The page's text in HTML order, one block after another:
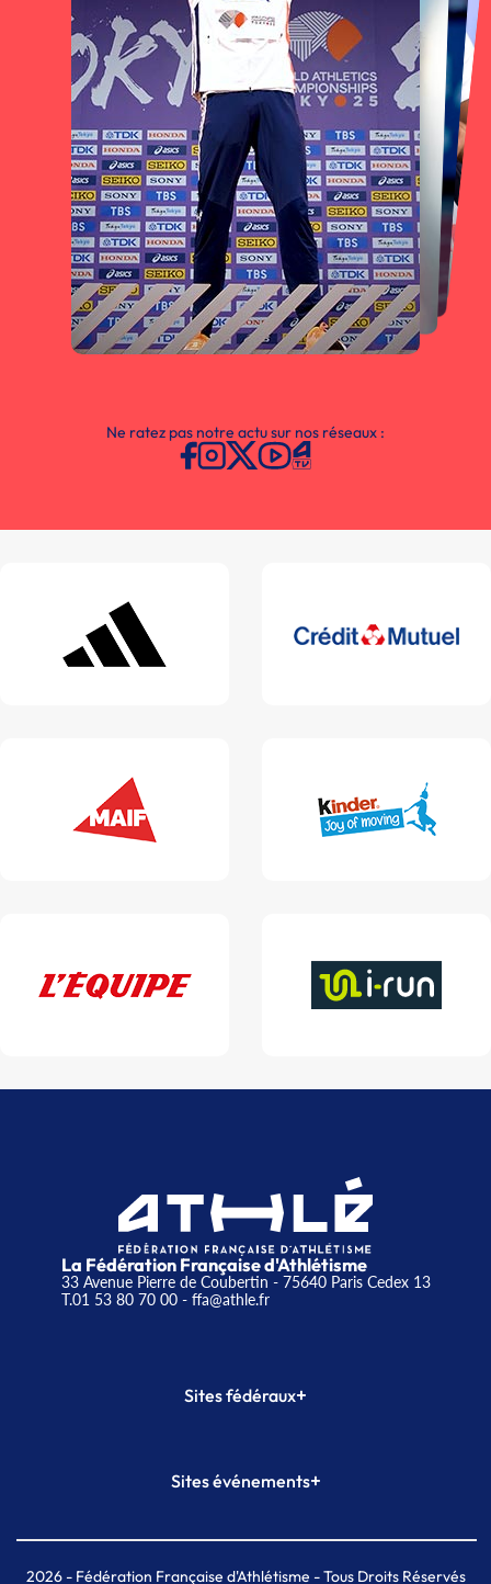
Ne ratez pas notre actu sur nos réseaux :
La Fédération Française d'Athlétisme
33 Avenue Pierre de Coubertin - 75640 Paris Cedex 13
T.01 53 80 70 00- ffa@athle.fr
Sites fédéraux+
Plateforme Formation
Sites événements+
Meeting de Paris indoor
MAIF Ekiden de Paris
2026- Fédération Française d'Athlétisme - Tous Droits Réservés